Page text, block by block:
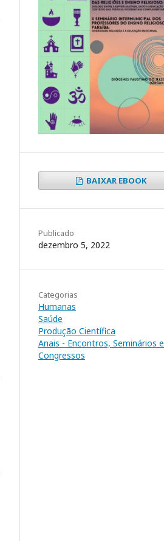
BAIXAR EBOOK
Publicado
dezembro 5, 2022
Categorias
Humanas
Saúde
Produção Científica
Anais - Encontros, Seminários e
Congressos